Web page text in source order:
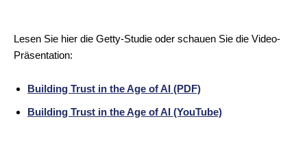
Lesen Sie hier die Getty-Studie oder schauen Sie die Video-
Präsentation:
Building Trust in the Age of AI (PDF)
Building Trust in the Age of AI (YouTube)